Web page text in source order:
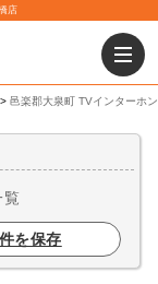
店
邑楽郡大泉町 TVインターホ
覧
を保存